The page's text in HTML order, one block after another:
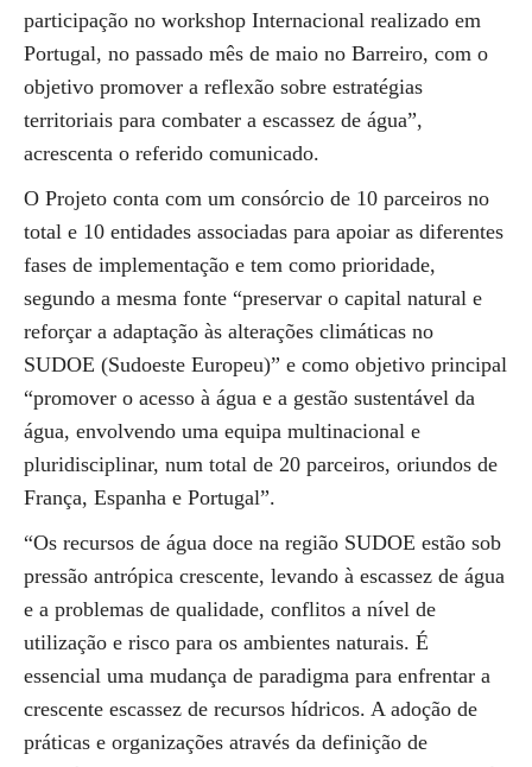
participação no workshop Internacional realizado em
Portugal, no passado mês de maio no Barreiro, com o
objetivo promover a reflexão sobre estratégias
territoriais para combater a escassez de água”,
acrescenta o referido comunicado.
O Projeto conta com um consórcio de 10 parceiros no
total e 10 entidades associadas para apoiar as diferentes
fases de implementação e tem como prioridade,
segundo a mesma fonte “preservar o capital natural e
reforçar a adaptação às alterações climáticas no
SUDOE (Sudoeste Europeu)” e como objetivo principal
“promover o acesso à água e a gestão sustentável da
água, envolvendo uma equipa multinacional e
pluridisciplinar, num total de 20 parceiros, oriundos de
França, Espanha e Portugal”.
“Os recursos de água doce na região SUDOE estão sob
pressão antrópica crescente, levando à escassez de água
e a problemas de qualidade, conflitos a nível de
utilização e risco para os ambientes naturais. É
essencial uma mudança de paradigma para enfrentar a
crescente escassez de recursos hídricos. A adoção de
práticas e organizações através da definição de